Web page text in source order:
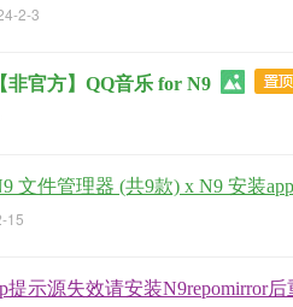
2-3
【非官方】QQ音乐 for N9
文件管理器 (共9款) x N9 安装
15
提示源失效请安装N9repomirror